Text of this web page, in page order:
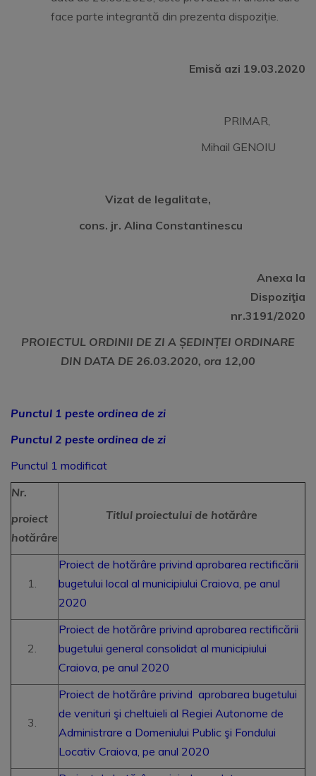
face parte integrantă din prezenta dispoziție.
Emisă azi 19.03.2020
PRIMAR,
Mihail GENOIU
Vizat de legalitate,
cons. jr. Alina Constantinescu
Anexa la
Dispoziţia
nr.3191/2020
PROIECTUL ORDINII DE ZI A ȘEDINȚEI ORDINARE
DIN DATA DE 26.03.2020, ora 12,00
Punctul 1 peste ordinea de zi
Punctul 2 peste ordinea de zi
Punctul 1 modificat
Nr.
proiect
hotărâre
Titlul proiectului de hotărâre
Proiect de hotărâre privind aprobarea rectificării
bugetului local al municipiului Craiova, pe anul
2020
Proiect de hotărâre privind aprobarea rectificării
bugetului general consolidat al municipiului
Craiova, pe anul 2020
Proiect de hotărâre privind aprobarea bugetului
de venituri şi cheltuieli al Regiei Autonome de
Administrare a Domeniului Public şi Fondului
Locativ Craiova, pe anul 2020